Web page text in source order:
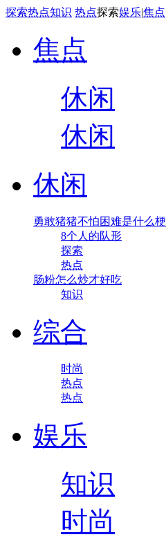
探索热点知识 热点探索娱乐|焦点
焦点
休闲
休闲
休闲
勇敢猪猪不怕困难是什么梗
8个人的队形
探索
热点
肠粉怎么炒才好吃
知识
综合
时尚
热点
热点
娱乐
知识
时尚